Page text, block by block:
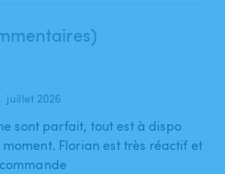
juillet 2026
sont parfait, tout est à dispo
Florian est très réactif et